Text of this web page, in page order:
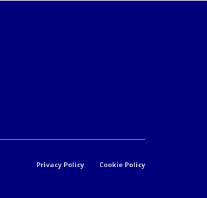
Privacy Policy Cookie Policy